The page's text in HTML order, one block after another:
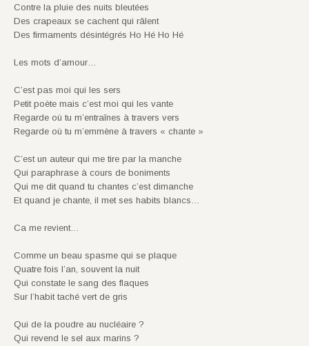
Contre la pluie des nuits bleutées
Des crapeaux se cachent qui râlent
Des firmaments désintégrés Ho Hé Ho Hé
Les mots d’amour…
C’est pas moi qui les sers
Petit poète mais c’est moi qui les vante
Regarde où tu m’entraînes à travers vers
Regarde où tu m’emmène à travers « chante »
C’est un auteur qui me tire par la manche
Qui paraphrase à cours de boniments
Qui me dit quand tu chantes c’est dimanche
Et quand je chante, il met ses habits blancs…
Ca me revient…
Comme un beau spasme qui se plaque
Quatre fois l’an, souvent la nuit
Qui constate le sang des flaques
Sur l’habit taché vert de gris
Qui de la poudre au nucléaire ?
Qui revend le sel aux marins ?